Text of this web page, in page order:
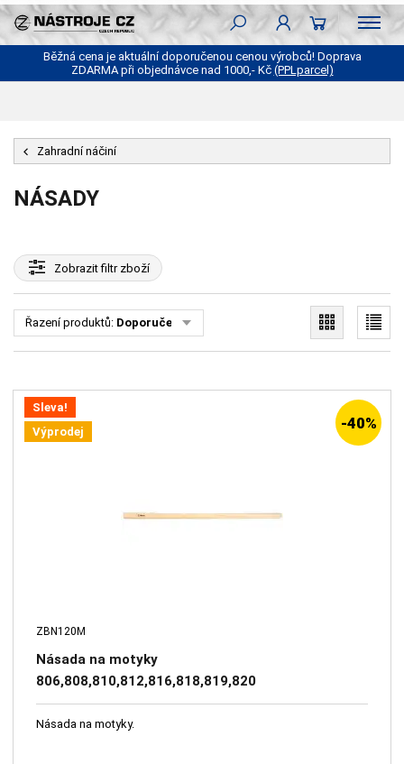
Běžná cena je aktuální doporučenou cenou výrobců! Doprava
ZDARMA při objednávce nad 1000,- Kč (PPLparcel)
Zahradní náčiní
NÁSADY
Zobrazitfiltr zboží
Řazení produktů: Doporučené
Sleva!
Výprodej
-40%
ZBN120M
Násada na motyky
806,808,810,812,816,818,819,820
Násada na motyky.